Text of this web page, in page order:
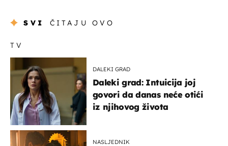
SVI ČITAJU OVO
TV
DALEKI GRAD
Daleki grad: Intuicija joj
govori da danas neće otići
iz njihovog života
NASLJEDNIK